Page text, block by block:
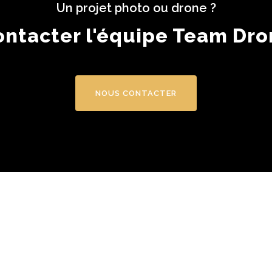
Un projet photo ou drone ?
l'équipe Team
NOUS CONTACTER